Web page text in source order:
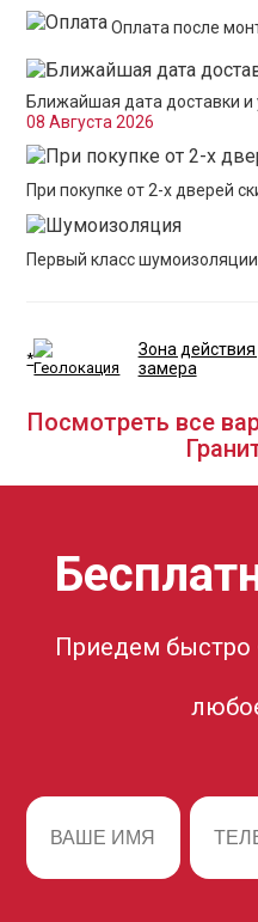
Оплата после
Ближайшая дата доставки и
08 Августа 2026
При покупке от 2-х дверей
Первый класс
*
Зона
замера
Посмотреть все
Приедем быстро